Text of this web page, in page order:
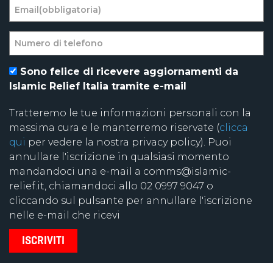
Sono felice di ricevere aggiornamenti da
Islamic Relief Italia tramite e-mail
Tratteremo le tue informazioni personali con la
massima cura e le manterremo riservate (clicca
qui per vedere la nostra privacy policy). Puoi
annullare l'iscrizione in qualsiasi momento
mandandoci una e-mail a comms@islamic-
relief.it, chiamandoci allo 02 0997 9047 o
cliccando sul pulsante per annullare l'iscrizione
nelle e-mail che ricevi